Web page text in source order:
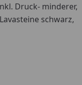
Druck- minderer,
schwarz,